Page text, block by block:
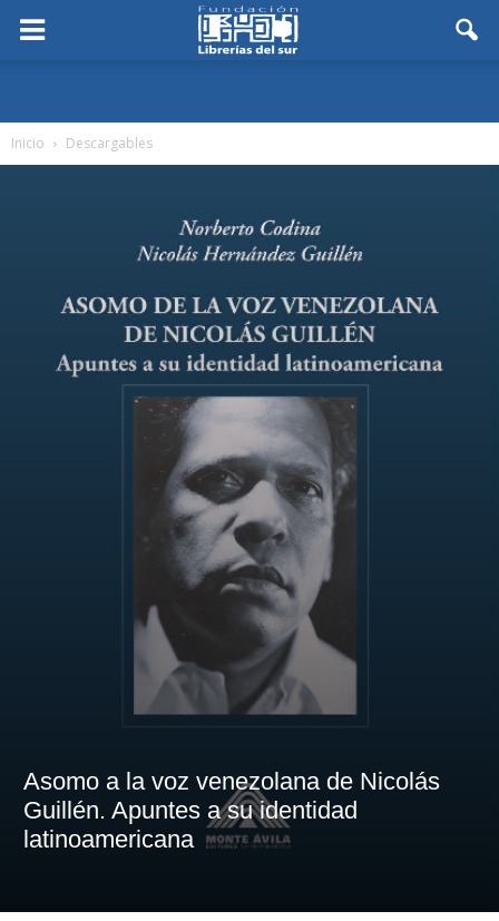
Inicio Descargables
Asomo a la voz venezolana de Nicolás
Guillén. Apuntes a su identidad
latinoamericana